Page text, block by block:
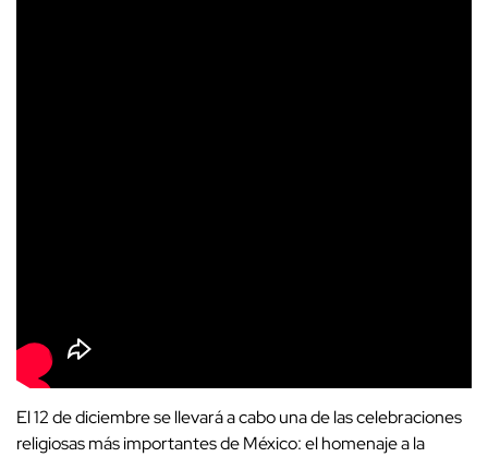
El 12 de diciembre se llevará a cabo una de las celebraciones
religiosas más importantes de México: el homenaje a la